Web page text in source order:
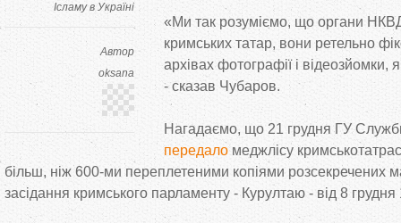
Ісламу в Україні
Автор
oksana
«Ми так розуміємо, що органи
кримських татар, вони ретельно
архівах фотографії і відеозйомки,
- сказав Чубаров.
Нагадаємо, що 21 грудня ГУ
передало меджлісу
більш, ніж 600-ми переплетеними копіями розсекречених
засідання кримського парламенту - Курултаю - від 8